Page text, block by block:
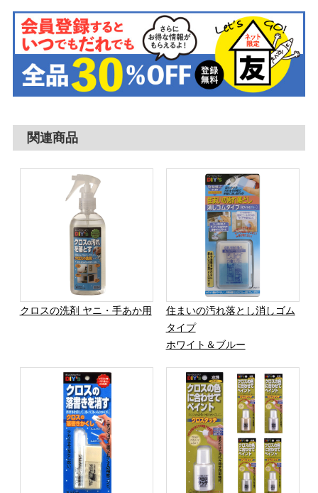
関連商品
クロスの洗剤 ヤニ・手あか用
住まいの汚れ落とし消しゴム
タイプ
ホワイト＆ブルー